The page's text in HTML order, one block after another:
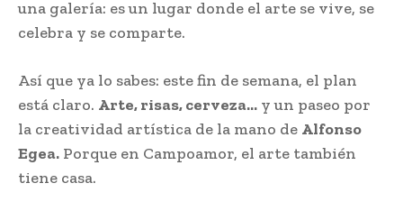
una galería: es un lugar donde el arte se vive, se
celebra y se comparte.
Así que ya lo sabes: este fin de semana, el plan
está claro. Arte, risas, cerveza… y un paseo por
la creatividad artística de la mano de Alfonso
Egea. Porque en Campoamor, el arte también
tiene casa.